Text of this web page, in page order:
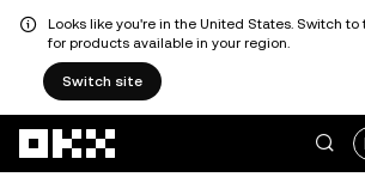
Looks like you're in the United States. Switch
for products available in your region.
Switch site